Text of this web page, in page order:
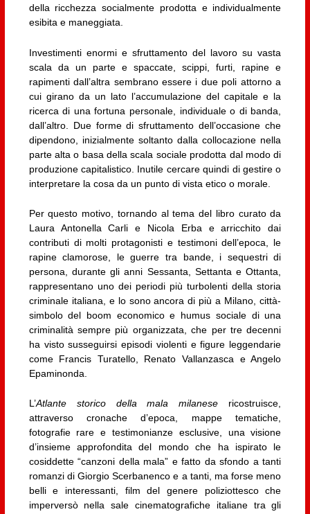
della ricchezza socialmente prodotta e individualmente
esibita e maneggiata.
Investimenti enormi e sfruttamento del lavoro su vasta
scala da un parte e spaccate, scippi, furti, rapine e
rapimenti dall’altra sembrano essere i due poli attorno a
cui girano da un lato l’accumulazione del capitale e la
ricerca di una fortuna personale, individuale o di banda,
dall’altro. Due forme di sfruttamento dell’occasione che
dipendono, inizialmente soltanto dalla collocazione nella
parte alta o basa della scala sociale prodotta dal modo di
produzione capitalistico. Inutile cercare quindi di gestire o
interpretare la cosa da un punto di vista etico o morale.
Per questo motivo, tornando al tema del libro curato da
Laura Antonella Carli e Nicola Erba e arricchito dai
contributi di molti protagonisti e testimoni dell’epoca, le
rapine clamorose, le guerre tra bande, i sequestri di
persona, durante gli anni Sessanta, Settanta e Ottanta,
rappresentano uno dei periodi più turbolenti della storia
criminale italiana, e lo sono ancora di più a Milano, città-
simbolo del boom economico e humus sociale di una
criminalità sempre più organizzata, che per tre decenni
ha visto susseguirsi episodi violenti e figure leggendarie
come Francis Turatello, Renato Vallanzasca e Angelo
Epaminonda.
L’Atlante storico della mala milanese ricostruisce,
attraverso cronache d’epoca, mappe tematiche,
fotografie rare e testimonianze esclusive, una visione
d’insieme approfondita del mondo che ha ispirato le
cosiddette “canzoni della mala” e fatto da sfondo a tanti
romanzi di Giorgio Scerbanenco e a tanti, ma forse meno
belli e interessanti, film del genere poliziottesco che
imperversò nella sale cinematografiche italiane tra gli